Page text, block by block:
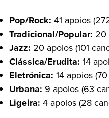
Pop/Rock: 41 apoios
Tradicional/Popular: 20
Jazz: 20 apoios (101
Clássica/Erudita: 14
Eletrónica: 14 apoios
Urbana: 9 apoios (63
Ligeira: 4 apoios (28